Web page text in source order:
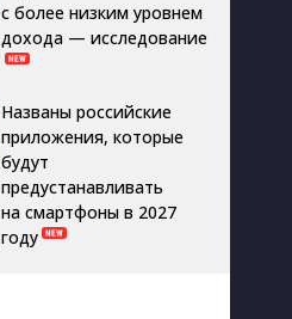
с более низким уровнем
дохода — исследование
Названы российские
приложения, которые
будут
предустанавливать
на смартфоны в 2027
году